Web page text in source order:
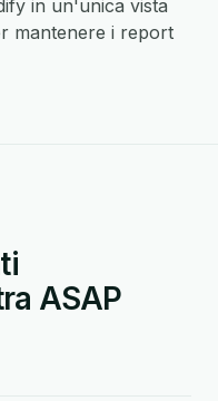
in un'unica vista
mantenere i report
ASAP